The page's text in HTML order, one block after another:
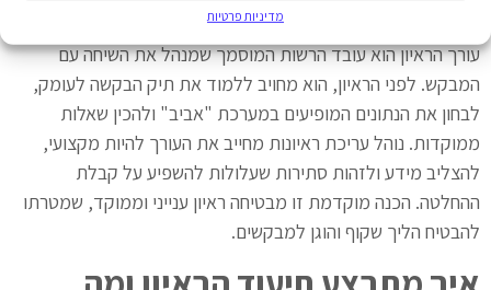
מדיניות פרטיות
עורך הראיון הוא עובד הרשות המוסמך שמנהל את השיחה עם
המבקש. לפני הראיון, הוא מחויב ללמוד את תיק הבקשה לעומק,
לבחון את הנתונים המופיעים במערכת "אביב" ולהכין שאלות
ממוקדות. נוהל עריכת ראיונות מחייב את העורך להיות מקצועי,
להצליב מידע ולזהות סתירות שעלולות להשפיע על קבלת
ההחלטה. הכנה מוקדמת זו מבטיחה ראיון ענייני וממוקד, שמטרתו
להבטיח הליך שקוף והוגן למבקשים.